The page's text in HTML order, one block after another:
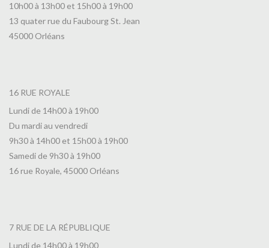
10h00 à 13h00 et 15h00 à 19h00
13 quater rue du Faubourg St. Jean
45000 Orléans
16 RUE ROYALE
Lundi de 14h00 à 19h00
Du mardi au vendredi
9h30 à 14h00 et 15h00 à 19h00
Samedi de 9h30 à 19h00
16 rue Royale, 45000 Orléans
7 RUE DE LA RÉPUBLIQUE
Lundi de 14h00 à 19h00